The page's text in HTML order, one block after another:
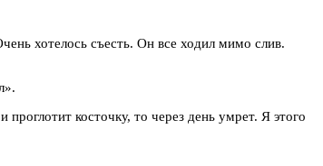
хотелось съесть. Он все ходил мимо слив.
косточку, то через день умрет. Я этого